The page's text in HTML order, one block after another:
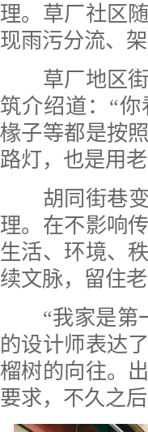
理。草厂社区
现雨污分流、
草厂地区街
筑介绍道：“
椽子等都是按
路灯，也是用
胡同街巷变
理。在不影响
生活、环境、
续文脉，留住
“我家是第一
的设计师表达
榴树的向往。
要求，不久之